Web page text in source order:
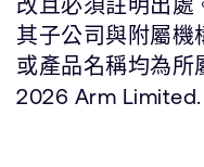
其子公司與附屬機
或產品名稱均為
2026 Arm Limited.